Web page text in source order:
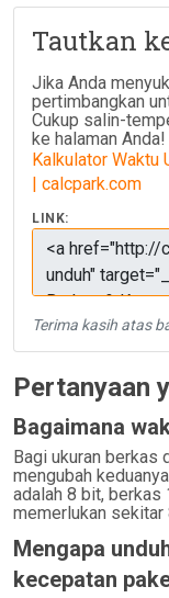
Tautkan
Jika Anda
pertimbangkan
Cukup salin-
ke halaman Anda!
Kalkulator Waktu
| calcpark.com
LINK:
Terima kasih atas
Pertanyaan
Bagaimana
Bagi ukuran berkas
mengubah
adalah 8 bit, berkas
memerlukan sekitar
Mengapa
kecepatan